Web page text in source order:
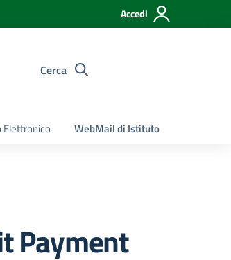
Accedi
Cerca
Elettronico WebMail di Istituto
Payment